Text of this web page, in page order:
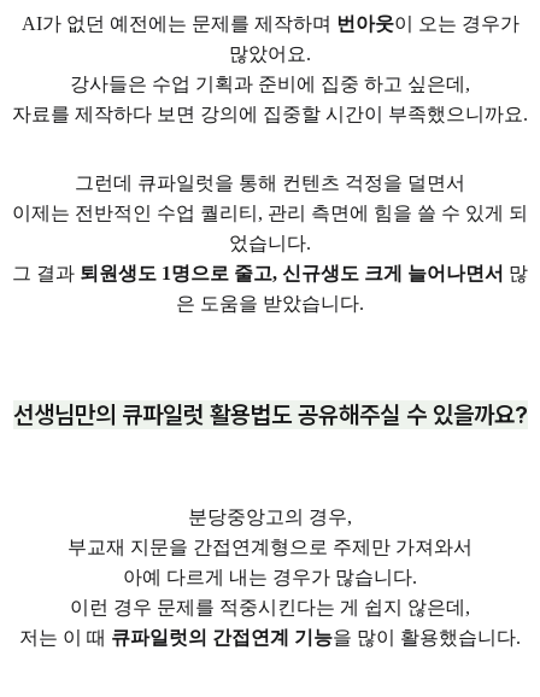
AI가 없던 예전에는 문제를 제작하며 번아웃이 오는 경우가
많았어요.
강사들은 수업 기획과 준비에 집중 하고 싶은데,
자료를 제작하다 보면 강의에 집중할 시간이 부족했으니까요.
그런데 큐파일럿을 통해 컨텐츠 걱정을 덜면서
이제는 전반적인 수업 퀄리티, 관리 측면에 힘을 쓸 수 있게 되
었습니다.
그 결과 퇴원생도 1명으로 줄고, 신규생도 크게 늘어나면서 많
은 도움을 받았습니다.
선생님만의 큐파일럿 활용법도 공유해주실 수 있을까요?
분당중앙고의 경우,
부교재 지문을 간접연계형으로 주제만 가져와서
아예 다르게 내는 경우가 많습니다.
이런 경우 문제를 적중시킨다는 게 쉽지 않은데,
저는 이 때 큐파일럿의 간접연계 기능을 많이 활용했습니다.